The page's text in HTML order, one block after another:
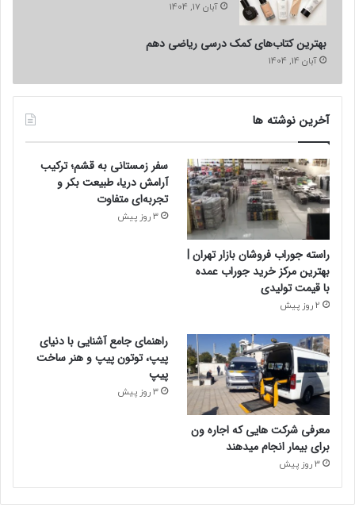
آبان 17, 1404
بهترین کتاب‌های کمک درسی ریاضی دهم
آبان 14, 1404
آخرین نوشته ها
راسته جوراب فروشان بازار تهران |
بهترین مرکز خرید جوراب عمده
با قیمت تولیدی
2 روز پیش
سفر زمستانی به قشم؛ ترکیب
آرامش دریا، طبیعت بکر و
تجربه‌ای متفاوت
3 روز پیش
معرفی شرکت هایی که اجاره ون
برای بیمار انجام میدهند
3 روز پیش
راهنمای جامع آشنایی با دنیای
پیپ، توتون پیپ و هنر ساخت
پیپ
3 روز پیش